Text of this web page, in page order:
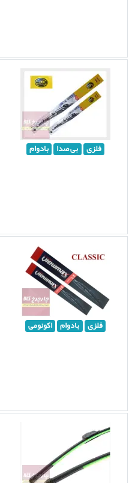
فلزی بی صدا بادوام
فلزی بادوام اکونومی